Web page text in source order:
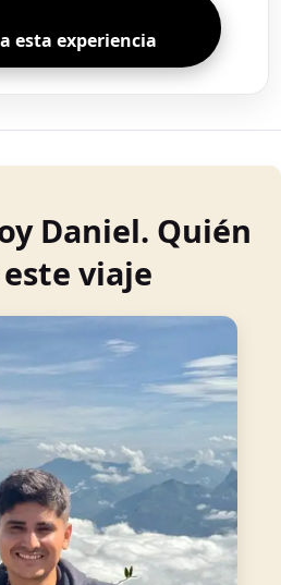
esta experiencia
Daniel. Quién
viaje